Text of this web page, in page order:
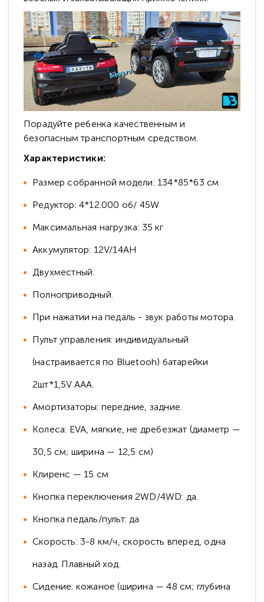
Порадуйте ребенка качественным и
безопасным транспортным средством.
Характеристики:
Размер собранной модели: 134*85*63 см
Редуктор: 4*12.000 об/ 45W
Максимальная нагрузка: 35 кг
Аккумулятор: 12V/14АН
Двухместный.
Полноприводный.
При нажатии на педаль - звук работы мотора.
Пульт управления: индивидуальный
(настраивается по Bluetooh) батарейки
2шт*1,5V AAA.
Амортизаторы: передние, задние.
Колеса: EVA, мягкие, не дребезжат (диаметр —
30,5 см; ширина — 12,5 см)
Клиренс — 15 см
Кнопка переключения 2WD/4WD: да.
Кнопка педаль/пульт: да
Скорость: 3-8 км/ч, скорость вперед, одна
назад. Плавный ход.
Сидение: кожаное (ширина — 48 см; глубина